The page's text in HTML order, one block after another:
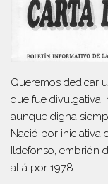
Queremos dedicar
que fue divulgativa,
aunque digna
Nació por iniciativa
Ildefonso, embrión
allá por 1978.